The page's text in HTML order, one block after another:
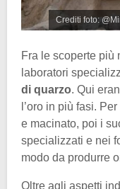
Crediti foto:
Fra le scoperte più
laboratori
di quarzo. Qui
l’oro in più fasi.
e macinato, poi i
specializzati e nei
modo da produrre
Oltre agli aspetti